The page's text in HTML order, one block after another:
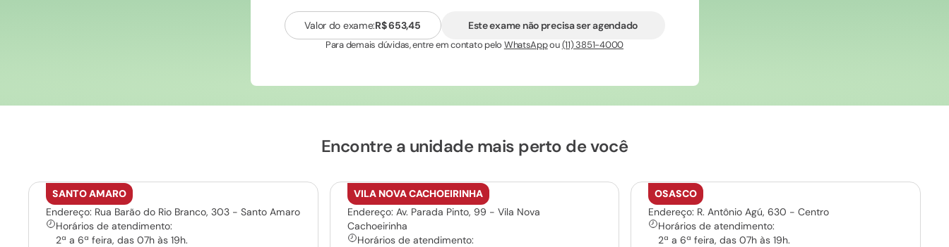
Valor do exame:R$ 653,45 Este exame não precisa ser agendado
Para demais dúvidas, entre em contato pelo WhatsAppou(11) 3851-4000
Encontre a unidade mais perto de você
SANTO AMARO
Endereço: Rua Barão do Rio Branco, 303 - Santo Amaro
Horários de atendimento:
2ª a 6ª feira, das 07h às 19h.
VILA NOVA CACHOEIRINHA
Endereço: Av. Parada Pinto, 99 - Vila Nova
Cachoeirinha
Horários de atendimento:
OSASCO
Endereço: R. Antônio Agú, 630 - Centro
Horários de atendimento:
2ª a 6ª feira, das 07h às 19h.